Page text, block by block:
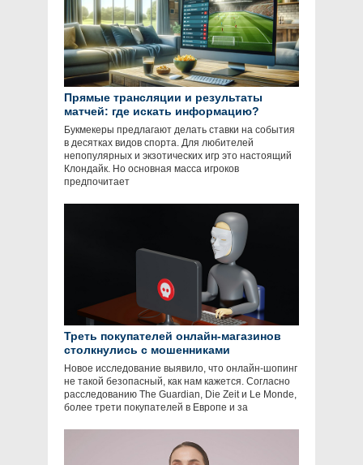
Прямые трансляции и результаты
матчей: где искать информацию?
Букмекеры предлагают делать ставки на события
в десятках видов спорта. Для любителей
непопулярных и экзотических игр это настоящий
Клондайк. Но основная масса игроков
предпочитает
Треть покупателей онлайн-магазинов
столкнулись с мошенниками
Новое исследование выявило, что онлайн-шопинг
не такой безопасный, как нам кажется. Согласно
расследованию The Guardian, Die Zeit и Le Monde,
более трети покупателей в Европе и за